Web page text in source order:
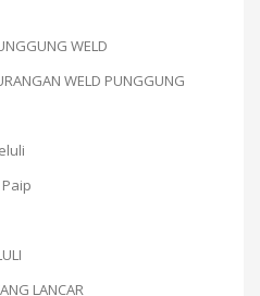
WELD
WELD PUNGGUNG
LANCAR